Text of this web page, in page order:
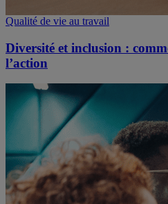
Qualité de vie au travail
Diversité et inclusion :
l’action